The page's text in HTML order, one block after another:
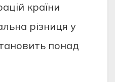
країни
різниця у
понад